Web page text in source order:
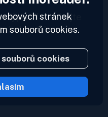
profil a získejte
kanálům.
stránek
souborů cookies.
cookies